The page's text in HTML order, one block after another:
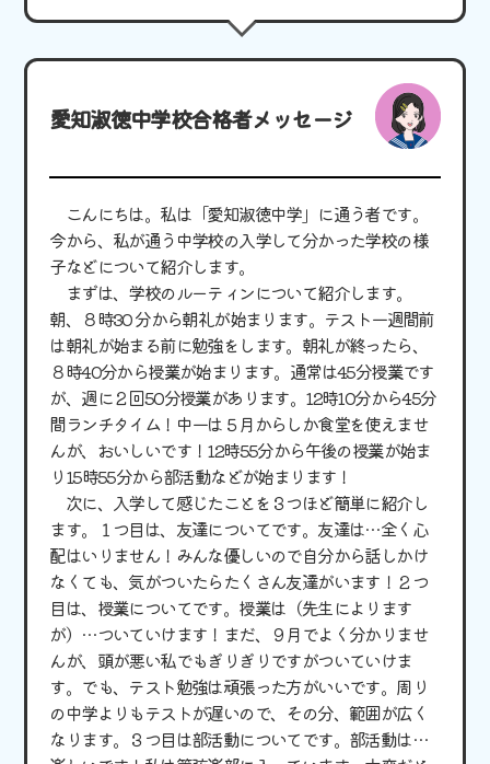
愛知淑徳中学校合格者メッセージ
こんにちは。私は「愛知淑徳中学」に通う者です。
今から、私が通う中学校の入学して分かった学校の様
子などについて紹介します。
まずは、学校のルーティンについて紹介します。
朝、８時30 分から朝礼が始まります。テスト一週間前
は朝礼が始まる前に勉強をします。朝礼が終ったら、
８時40分から授業が始まります。通常は45分授業です
が、週に２回50分授業があります。12時10分から45分
間ランチタイム！中一は５月からしか食堂を使えませ
んが、おいしいです！12時55分から午後の授業が始ま
り15時55分から部活動などが始まります！
次に、入学して感じたことを３つほど簡単に紹介し
ます。１つ目は、友達についてです。友達は…全く心
配はいりません！みんな優しいので自分から話しかけ
なくても、気がついたらたくさん友達がいます！２つ
目は、授業についてです。授業は（先生によります
が）…ついていけます！まだ、９月でよく分かりませ
んが、頭が悪い私でもぎりぎりですがついていけま
す。でも、テスト勉強は頑張った方がいいです。周り
の中学よりもテストが遅いので、その分、範囲が広く
なります。３つ目は部活動についてです。部活動は…